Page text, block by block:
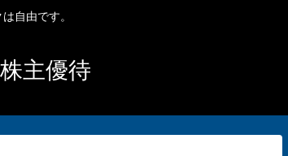
自由です。
主優待